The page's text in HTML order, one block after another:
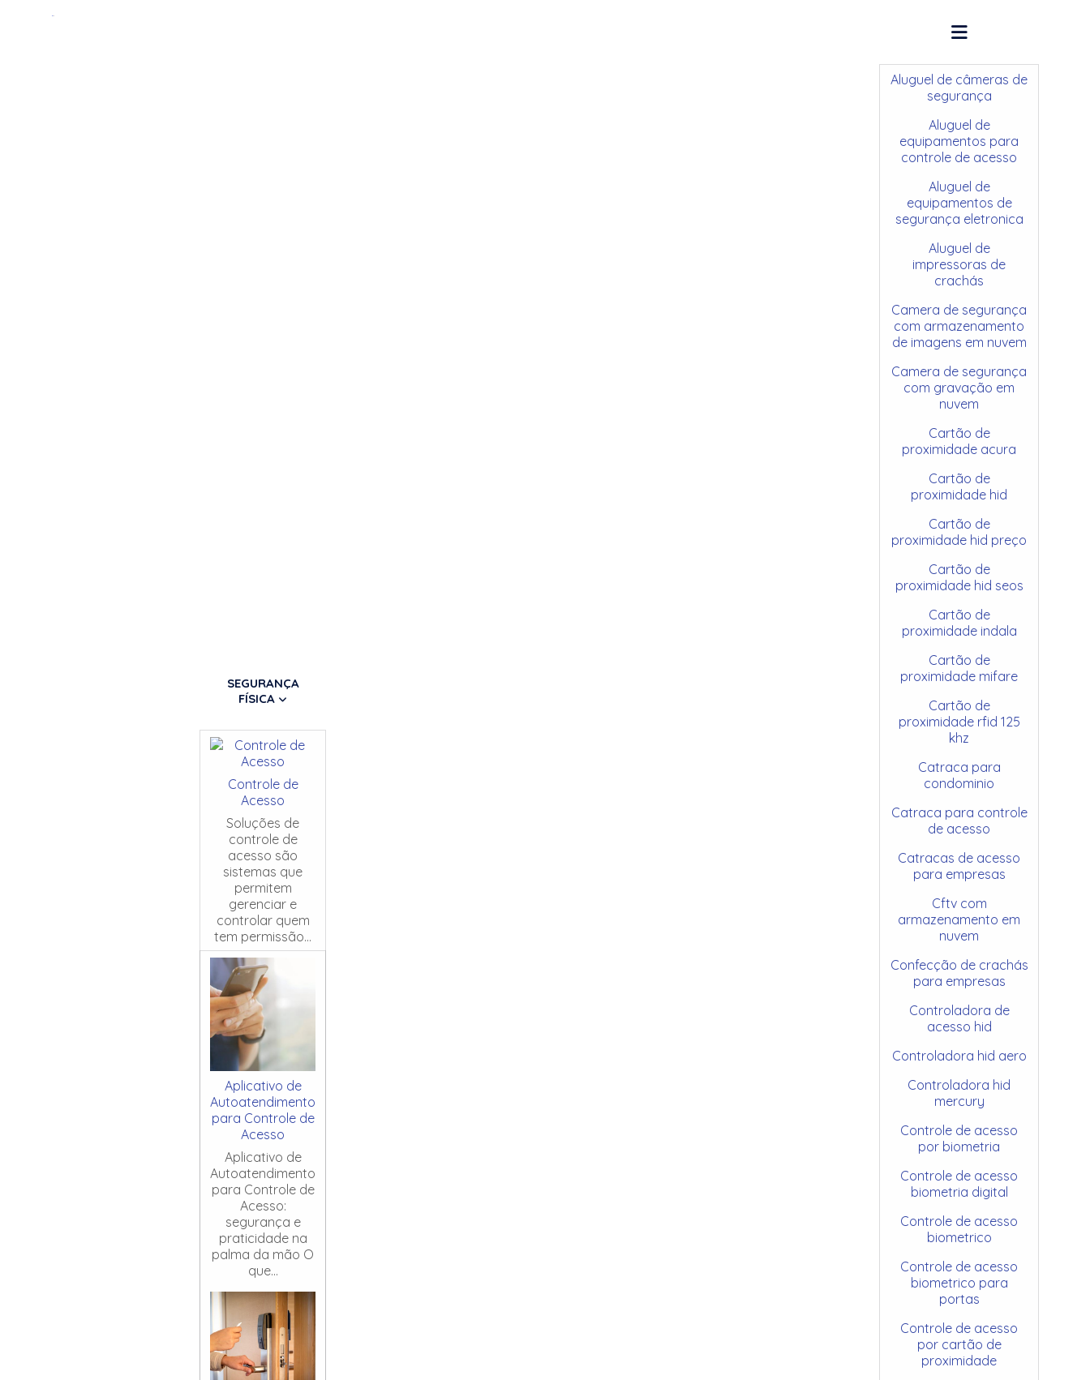
SEGURANÇA
FÍSICA
Controle de
Acesso
Soluções de
controle de
acesso são
sistemas que
permitem
gerenciar e
controlar quem
tem permissão...
Aplicativo de
Autoatendimento
para Controle de
Acesso
Aplicativo de
Autoatendimento
para Controle de
Acesso:
segurança e
praticidade na
palma da mão O
que...
Aluguel de câmeras de
segurança
Aluguel de
equipamentos para
controle de acesso
Aluguel de
equipamentos de
segurança eletronica
Aluguel de
impressoras de
crachás
Camera de segurança
com armazenamento
de imagens em nuvem
Camera de segurança
com gravação em
nuvem
Cartão de
proximidade acura
Cartão de
proximidade hid
Cartão de
proximidade hid preço
Cartão de
proximidade hid seos
Cartão de
proximidade indala
Cartão de
proximidade mifare
Cartão de
proximidade rfid 125
khz
Catraca para
condominio
Catraca para controle
de acesso
Catracas de acesso
para empresas
Cftv com
armazenamento em
nuvem
Confecção de crachás
para empresas
Controladora de
acesso hid
Controladora hid aero
Controladora hid
mercury
Controle de acesso
por biometria
Controle de acesso
biometria digital
Controle de acesso
biometrico
Controle de acesso
biometrico para
portas
Controle de acesso
por cartão de
proximidade